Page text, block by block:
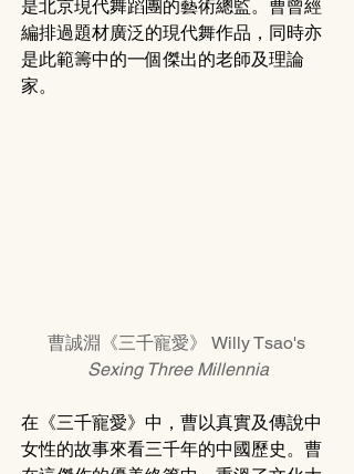
是北京現代舞蹈團的藝術總監。曹曾經
編排過題材廣泛的現代舞作品，同時亦
是此範籌中的一個傑出的老師及理論
家。
曹誠淵《三千寵愛》 Willy Tsao's
Sexing Three Millennia
在《三千寵愛》中，曹以真實及傳說中
女性的故事來看三千年的中國歷史。曹